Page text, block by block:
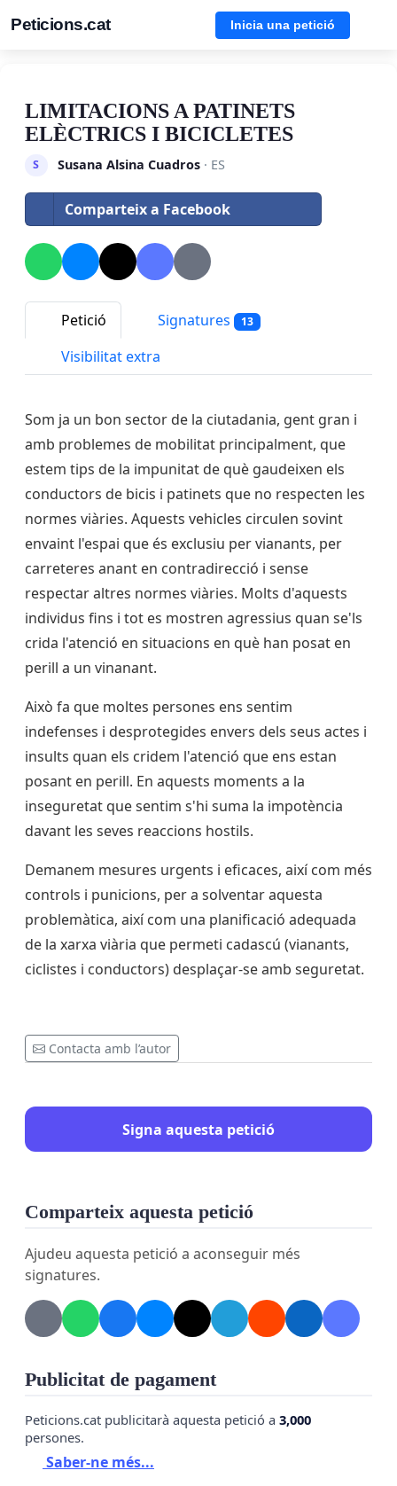
Peticions.cat Inicia una petició
LIMITACIONS A PATINETS
ELÈCTRICS I BICICLETES
S Susana Alsina Cuadros· ES
Comparteix a Facebook
Petició Signatures 13
Visibilitat extra
Som ja un bon sector de la ciutadania, gent gran i
amb problemes de mobilitat principalment, que
estem tips de la impunitat de què gaudeixen els
conductors de bicis i patinets que no respecten les
normes viàries. Aquests vehicles circulen sovint
envaint l'espai que és exclusiu per vianants, per
carreteres anant en contradirecció i sense
respectar altres normes viàries. Molts d'aquests
individus fins i tot es mostren agressius quan se'ls
crida l'atenció en situacions en què han posat en
perill a un vinanant.
Això fa que moltes persones ens sentim
indefenses i desprotegides envers dels seus actes i
insults quan els cridem l'atenció que ens estan
posant en perill. En aquests moments a la
inseguretat que sentim s'hi suma la impotència
davant les seves reaccions hostils.
Demanem mesures urgents i eficaces, així com més
controls i punicions, per a solventar aquesta
problemàtica, així com una planificació adequada
de la xarxa viària que permeti cadascú (vianants,
ciclistes i conductors) desplaçar-se amb seguretat.
Contacta amb l’autor
Signa aquesta petició
Comparteix aquesta petició
Ajudeu aquesta petició a aconseguir més
signatures.
Publicitat de pagament
Peticions.cat publicitarà aquesta petició a 3,000
persones.
Saber-ne més...